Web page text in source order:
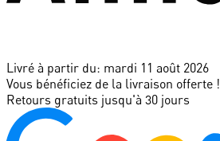
Livré à partir du: mardi 11 août 2026
Vous bénéficiez de la livraison offerte !
Retours gratuits jusqu'à 30 jours